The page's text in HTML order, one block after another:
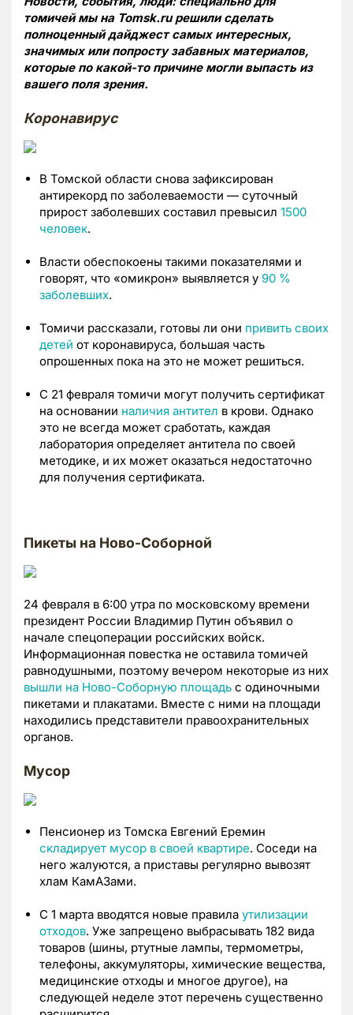
томичей мы на Tomsk.ru решили сделать
полноценный дайджест самых интересных,
значимых или попросту забавных материалов,
которые по какой-то причине могли выпасть из
вашего поля зрения.
Коронавирус
В Томской области снова зафиксирован
антирекорд по заболеваемости — суточный
прирост заболевших составил превысил 1500
человек.
Власти обеспокоены такими показателями и
говорят, что «омикрон» выявляется у 90 %
заболевших.
Томичи рассказали, готовы ли они привить своих
детей от коронавируса, большая часть
опрошенных пока на это не может решиться.
С 21 февраля томичи могут получить сертификат
на основании наличия антител в крови. Однако
это не всегда может сработать, каждая
лаборатория определяет антитела по своей
методике, и их может оказаться недостаточно
для получения сертификата.
Пикеты на Ново-Соборной
24 февраля в 6:00 утра по московскому времени
президент России Владимир Путин объявил о
начале спецоперации российских войск.
Информационная повестка не оставила томичей
равнодушными, поэтому вечером некоторые из них
вышли на Ново-Соборную площадь с одиночными
пикетами и плакатами. Вместе с ними на площади
находились представители правоохранительных
органов.
Мусор
Пенсионер из Томска Евгений Еремин
складирует мусор в своей квартире. Соседи на
него жалуются, а приставы регулярно вывозят
хлам КамАЗами.
С 1 марта вводятся новые правила утилизации
отходов. Уже запрещено выбрасывать 182 вида
товаров (шины, ртутные лампы, термометры,
телефоны, аккумуляторы, химические вещества,
медицинские отходы и многое другое), на
следующей неделе этот перечень существенно